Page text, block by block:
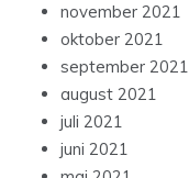
november 2021
oktober 2021
september 2021
august 2021
juli 2021
juni 2021